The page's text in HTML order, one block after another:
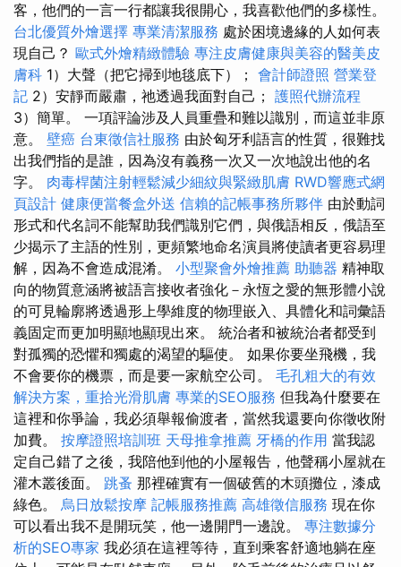
客，他們的一言一行都讓我很開心，我喜歡他們的多樣性。
台北優質外燴選擇 專業清潔服務 處於困境邊緣的人如何表
現自己？ 歐式外燴精緻體驗 專注皮膚健康與美容的醫美皮
膚科 1）大聲（把它掃到地毯底下）； 會計師證照 營業登
記 2）安靜而嚴肅，祂透過我面對自己； 護照代辦流程
3）簡單。 一項評論涉及人員重疊和難以識別，而這並非原
意。 壁癌 台東徵信社服務 由於匈牙利語言的性質，很難找
出我們指的是誰，因為沒有義務一次又一次地說出他的名
字。 肉毒桿菌注射輕鬆減少細紋與緊緻肌膚 RWD響應式網
頁設計 健康便當餐盒外送 信賴的記帳事務所夥伴 由於動詞
形式和代名詞不能幫助我們識別它們，與俄語相反，俄語至
少揭示了主語的性別，更頻繁地命名演員將使讀者更容易理
解，因為不會造成混淆。 小型聚會外燴推薦 助聽器 精神取
向的物質意涵將被語言接收者強化－永恆之愛的無形體小說
的可見輪廓將透過形上學維度的物理嵌入、具體化和詞彙語
義固定而更加明顯地顯現出來。 統治者和被統治者都受到
對孤獨的恐懼和獨處的渴望的驅使。 如果你要坐飛機，我
不會要你的機票，而是要一家航空公司。 毛孔粗大的有效
解決方案，重拾光滑肌膚 專業的SEO服務 但我為什麼要在
這裡和你爭論，我必須舉報偷渡者，當然我還要向你徵收附
加費。 按摩證照培訓班 天母推拿推薦 牙橋的作用 當我認
定自己錯了之後，我陪他到他的小屋報告，他聲稱小屋就在
灌木叢後面。 跳蚤 那裡確實有一個破舊的木頭攤位，漆成
綠色。 烏日放鬆按摩 記帳服務推薦 高雄徵信服務 現在你
可以看出我不是開玩笑，他一邊開門一邊說。 專注數據分
析的SEO專家 我必須在這裡等待，直到乘客舒適地躺在座